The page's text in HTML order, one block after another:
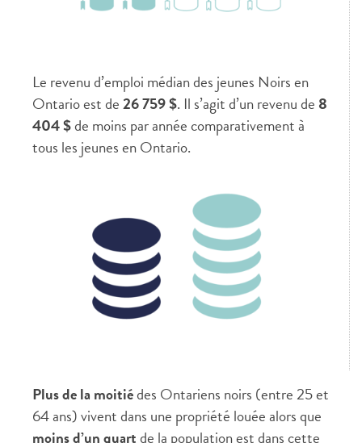
Le revenu d’emploi médian des jeunes Noirs en
Ontario est de26 759 $. Il s’agit d’un revenu de 8
404 $de moins par année comparativement à
tous les jeunes en Ontario.
Plus de la moitiédes Ontariens noirs (entre 25 et
64 ans) vivent dans une propriété louée alors que
moins d’un quartde la population est dans cette